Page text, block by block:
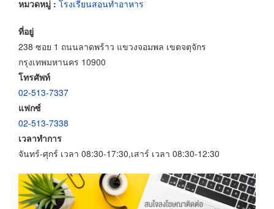
หมวดหมู่ : โรงเรียนสอนทำอาหาร
ที่อยู่
238 ซอย 1 ถนนลาดพร้าว แขวงจอมพล เขตจตุจักร
กรุงเทพมหานคร 10900
โทรศัพท์
02-513-7337
แฟกซ์
02-513-7338
เวลาทำการ
จันทร์-ศุกร์ เวลา 08:30-17:30,เสาร์ เวลา 08:30-12:30